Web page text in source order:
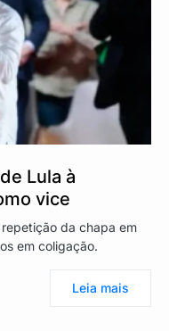
Lula à
vice
da chapa em
em coligação.
Leia mais